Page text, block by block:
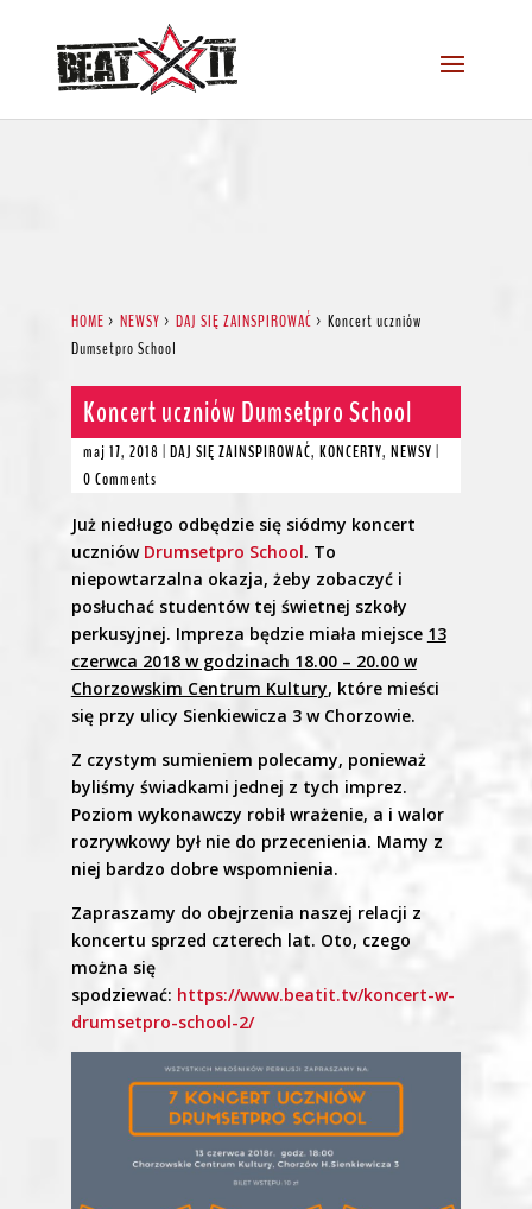
HOME > NEWSY > DAJ SIĘ ZAINSPIROWAĆ > Koncert uczniów
Dumsetpro School
Koncert uczniów Dumsetpro School
maj 17, 2018 | DAJ SIĘ ZAINSPIROWAĆ, KONCERTY, NEWSY |
0 Comments
Już niedługo odbędzie się siódmy koncert
uczniów Drumsetpro School. To
niepowtarzalna okazja, żeby zobaczyć i
posłuchać studentów tej świetnej szkoły
perkusyjnej. Impreza będzie miała miejsce 13
czerwca 2018 w godzinach 18.00 – 20.00 w
Chorzowskim Centrum Kultury, które mieści
się przy ulicy Sienkiewicza 3 w Chorzowie.
Z czystym sumieniem polecamy, ponieważ
byliśmy świadkami jednej z tych imprez.
Poziom wykonawczy robił wrażenie, a i walor
rozrywkowy był nie do przecenienia. Mamy z
niej bardzo dobre wspomnienia.
Zapraszamy do obejrzenia naszej relacji z
koncertu sprzed czterech lat. Oto, czego
można się
spodziewać: https://www.beatit.tv/koncert-w-
drumsetpro-school-2/